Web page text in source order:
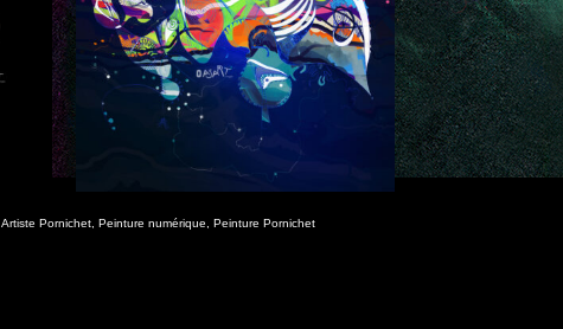
Artiste Pornichet Peinture numérique Peinture Pornichet